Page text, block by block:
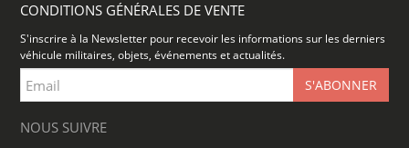
CONDITIONS GÉNÉRALES DE VENTE
S'inscrire à la Newsletter pour recevoir les informations sur les derniers
véhicule militaires, objets, événements et actualités.
NOUS SUIVRE